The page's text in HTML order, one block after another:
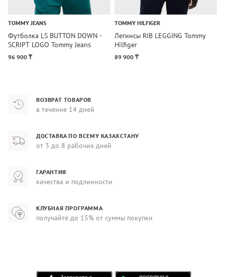
TOMMY JEANS
Футболка LS BUTTON DOWN -
SCRIPT LOGO Tommy Jeans
96 900 ₸
TOMMY HILFIGER
Легинсы RIB LEGGING Tommy
Hilfiger
89 900 ₸
ВОЗВРАТ ТОВАРОВ
в течение 14 дней
ДОСТАВКА ПО ВСЕМУ КАЗАХСТАНУ
от 3 до 8 рабочих дней
ГАРАНТИЯ
качества и подлинности
КЛУБНАЯ ПРОГРАММА
получайте до 15% от суммы покупки